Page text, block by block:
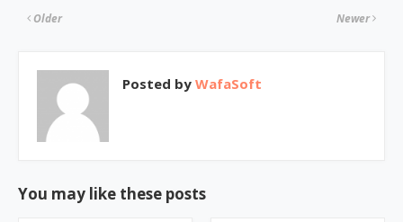
Newer
Older
Posted by WafaSoft
You may like these posts